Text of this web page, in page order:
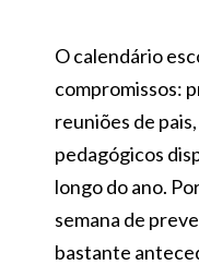
O calendário
compromissos:
reuniões de
pedagógicos
longo do ano.
semana de
bastante